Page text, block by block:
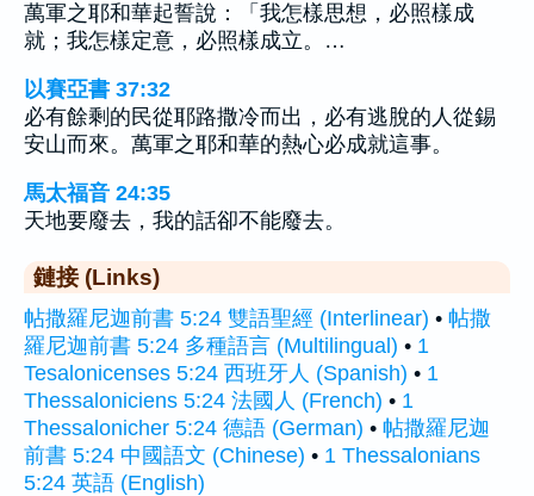
萬軍之耶和華起誓說：「我怎樣思想，必照樣成
就；我怎樣定意，必照樣成立。…
以賽亞書 37:32
必有餘剩的民從耶路撒冷而出，必有逃脫的人從錫
安山而來。萬軍之耶和華的熱心必成就這事。
馬太福音 24:35
天地要廢去，我的話卻不能廢去。
鏈接 (Links)
帖撒羅尼迦前書 5:24 雙語聖經 (Interlinear) • 帖撒
羅尼迦前書 5:24 多種語言 (Multilingual) • 1
Tesalonicenses 5:24 西班牙人 (Spanish) • 1
Thessaloniciens 5:24 法國人 (French) • 1
Thessalonicher 5:24 德語 (German) • 帖撒羅尼迦
前書 5:24 中國語文 (Chinese) • 1 Thessalonians
5:24 英語 (English)